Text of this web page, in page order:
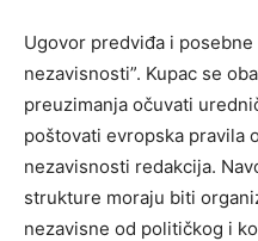
Ugovor predviđa i
nezavisnosti”. Kupac se
preuzimanja očuvati
poštovati evropska pravila
nezavisnosti redakcija.
strukture moraju biti
nezavisne od političkog i